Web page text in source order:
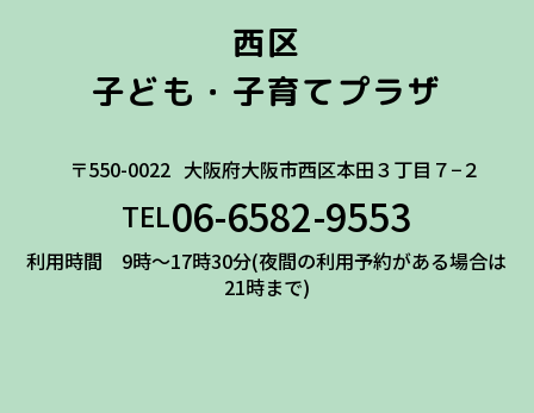
西区
子ども・子育てプラザ
〒550-0022 大阪府大阪市西区本田３丁目７−２
TEL06-6582-9553
利用時間 9時～17時30分(夜間の利用予約がある場合は
21時まで)